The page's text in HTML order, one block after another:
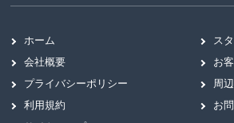
ホーム
会社概要
プライバシーポリシー
利用規約
ス
お
周
お